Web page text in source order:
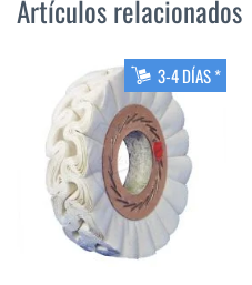
Artículos relacionados
3-4 DÍAS *